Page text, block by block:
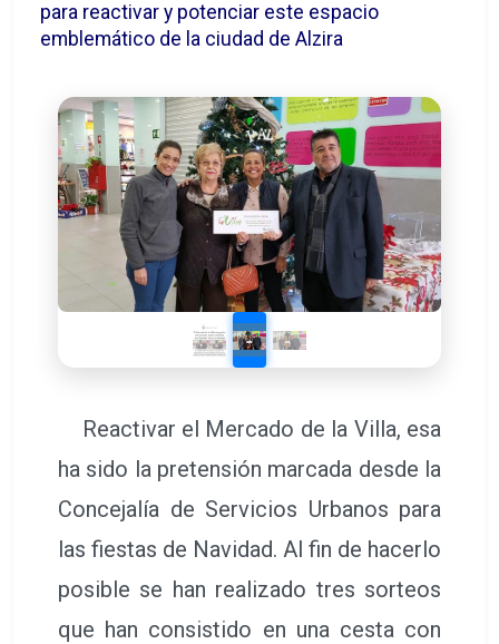
para reactivar y potenciar este espacio
emblemático de la ciudad de Alzira
Reactivar el Mercado de la Villa, esa
ha sido la pretensión marcada desde la
Concejalía de Servicios Urbanos para
las fiestas de Navidad. Al fin de hacerlo
posible se han realizado tres sorteos
que han consistido en una cesta con